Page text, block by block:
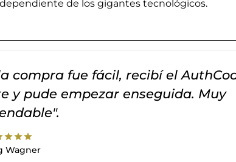
de los gigantes tecnológicos.
compra fue fácil, recibí el
y pude empezar enseguida. Muy
starstarstar
Wagner